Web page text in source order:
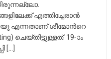
എത്തിച്ചേരാൻ
എന്നതാണ് ശീമോന്‍റെ
ചെയ്തിട്ടുള്ളത്. 19-ാം
[…]